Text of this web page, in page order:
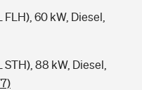
FLH), 60 kW, Diesel,
STH), 88 kW, Diesel,